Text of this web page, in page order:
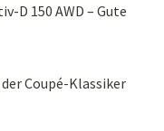
D 150 AWD – Gute
Coupé-Klassiker